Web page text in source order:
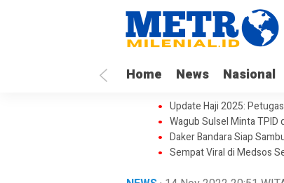
Home News Nasional
Update Haji 2025:
Wagub Sulsel Minta TPID
Daker Bandara Siap
Sempat Viral di Medsos